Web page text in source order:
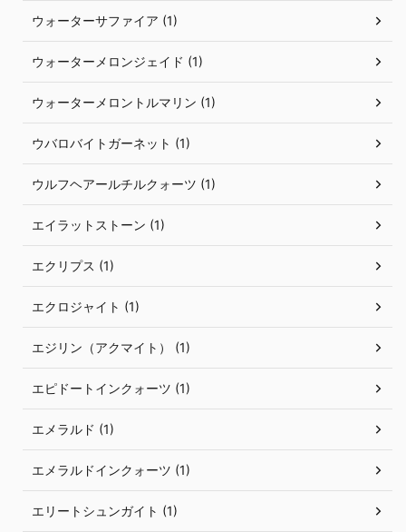
ウォーターサファイア (1)
ウォーターメロンジェイド (1)
ウォーターメロントルマリン (1)
ウバロバイトガーネット (1)
ウルフヘアールチルクォーツ (1)
エイラットストーン (1)
エクリプス (1)
エクロジャイト (1)
エジリン（アクマイト） (1)
エピドートインクォーツ (1)
エメラルド (1)
エメラルドインクォーツ (1)
エリートシュンガイト (1)